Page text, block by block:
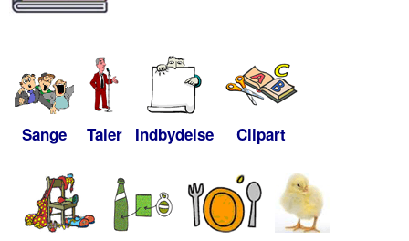
Sange Taler Indbydelse Clipart